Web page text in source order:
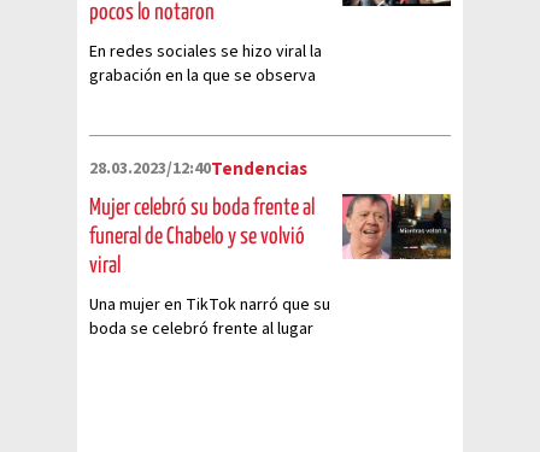
pocos lo notaron
En redes sociales se hizo viral la
grabación en la que se observa
28.03.2023/12:40Tendencias
Mujer celebró su boda frente al
funeral de Chabelo y se volvió
viral
Una mujer en TikTok narró que su
boda se celebró frente al lugar